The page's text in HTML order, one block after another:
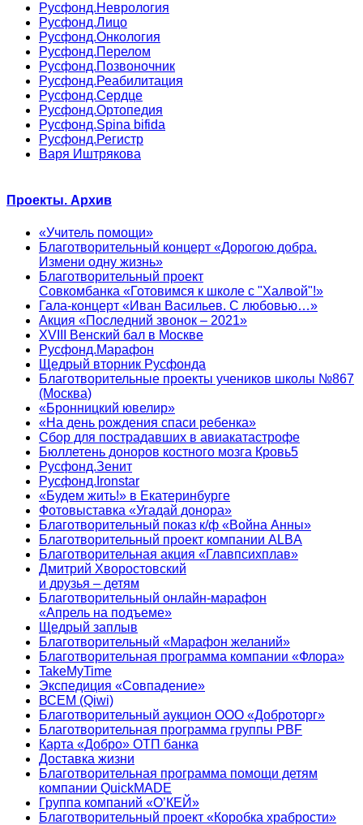
Русфонд.Неврология
Русфонд.Лицо
Русфонд.Онкология
Русфонд.Перелом
Русфонд.Позвоночник
Русфонд.Реабилитация
Русфонд.Сердце
Русфонд.Ортопедия
Русфонд.Spina bifida
Русфонд.Регистр
Варя Иштрякова
Проекты. Архив
«Учитель помощи»
Благотворительный концерт «Дорогою добра.
Измени одну жизнь»
Благотворительный проект
Совкомбанка «Готовимся к школе с "Халвой"!»
Гала-концерт «Иван Васильев. С любовью…»
Акция «Последний звонок – 2021»
XVIII Венский бал в Москве
Русфонд.Марафон
Щедрый вторник Русфонда
Благотворительные проекты учеников школы №867
(Москва)
«Бронницкий ювелир»
«На день рождения спаси ребенка»
Сбор для пострадавших в авиакатастрофе
Бюллетень доноров костного мозга Кровь5
Русфонд.Зенит
Русфонд.Ironstar
«Будем жить!» в Екатеринбурге
Фотовыставка «Угадай донора»
Благотворительный показ к/ф «Война Анны»
Благотворительный проект компании ALBA
Благотворительная акция «Главпсихплав»
Дмитрий Хворостовский
и друзья – детям
Благотворительный онлайн‑марафон
«Апрель на подъеме»
Щедрый заплыв
Благотворительный «Марафон желаний»
Благотворительная программа компании «Флора»
TakeMyTime
Экспедиция «Совпадение»
ВСЕМ (Qiwi)
Благотворительный аукцион ООО «Доброторг»
Благотворительная программа группы PBF
Карта «Добро» ОТП банка
Доставка жизни
Благотворительная программа помощи детям
компании QuickMADE
Группа компаний «О’КЕЙ»
Благотворительный проект «Коробка храбрости»